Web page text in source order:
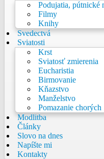
Podujatia, pútnické
Filmy
Knihy
Svedectvá
Sviatosti
Krst
Sviatosť zmierenia
Eucharistia
Birmovanie
Kňazstvo
Manželstvo
Pomazanie chorých
Modlitba
Články
Slovo na dnes
Napíšte mi
Kontakty